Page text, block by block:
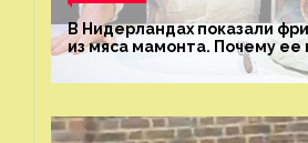
В Нидерландах показали
из мяса мамонта. Почему ее